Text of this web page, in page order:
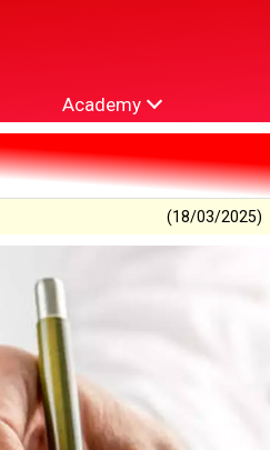
Academy
(18/03/2025)